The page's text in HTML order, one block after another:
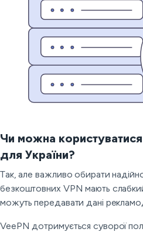
Чи можна
для України?
Так, але важливо обирати
безкоштовних VPN мають
можуть передавати дані
VeePN дотримується суворої